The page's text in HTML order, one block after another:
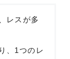
レスが多
、1つのレ